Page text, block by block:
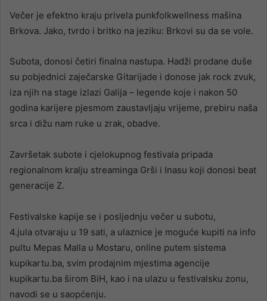
Večer je efektno kraju privela punkfolkwellness mašina
Brkova. Jako, tvrdo i britko na jeziku: Brkovi su da se vole.
Subota, donosi četiri finalna nastupa. Hadži prodane duše
su pobjednici zaječarske Gitarijade i donose jak rock zvuk,
iza njih na stage izlazi Galija – legende koje i nakon 50
godina karijere pjesmom zaustavljaju vrijeme, prebiru naša
srca i dižu nam ruke u zrak, obadve.
Završetak subote i cjelokupnog festivala pripada
regionalnom kralju streaminga Grši i Inasu koji donosi beat
generacije Z.
Festivalske kapije se i posljednju večer u subotu,
4.jula otvaraju u 19 sati, a ulaznice je moguće kupiti na info
pultu Mepas Malla u Mostaru, online putem sistema
kupikartu.ba, svim prodajnim mjestima agencije
kupikartu.ba širom BiH, kao i na ulazu u festivalsku zonu,
navodi se u saopćenju.